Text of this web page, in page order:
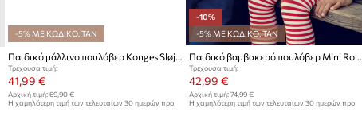
-5% ΜΕ ΚΩΔΙΚΟ: TAN
Παιδικό μάλλινο πουλόβερ Konges Sløjd VITUM KNIT SWEATER
Τρέχουσα τιμή:
41,99 €
Αρχική τιμή:69,90 €
Η χαμηλότερη τιμή των τελευταίων 30 ημερών προ
-10%
-5% ΜΕ ΚΩΔΙΚΟ: TAN
Παιδικό βαμβακερό πουλόβερ Mini Rodini E.T.
Τρέχουσα τιμή:
42,99 €
Αρχική τιμή: 74,99 €
Η χαμηλότερη τιμή των τελευταίων 30 ημερών προ